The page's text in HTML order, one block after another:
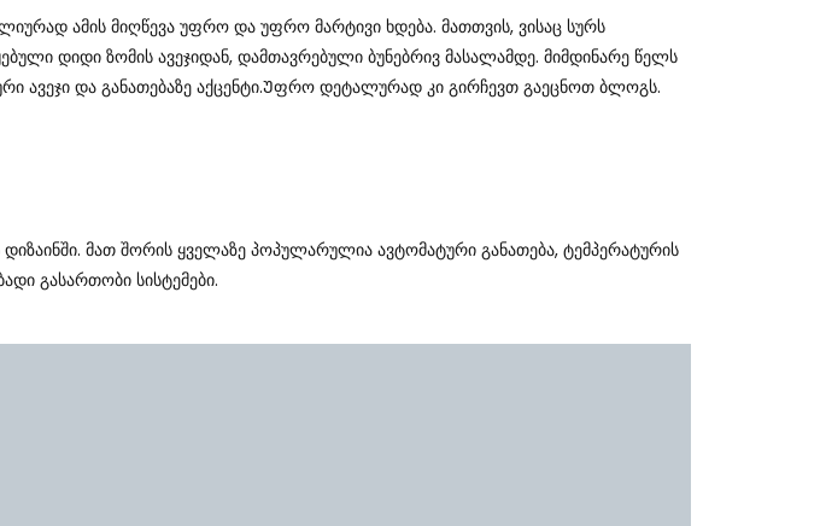
Ამის Მიღწევა Უფრო Და Უფრო Მარტივი Ხდება. Მათთვის, Ვისაც Სურს
Დიდი Ზომის Ავეჯიდან, Დამთავრებული Ბუნებრივ Მასალამდე. Მიმდინარე Წელს
Ავეჯი Და Განათებაზე Აქცენტი.Უფრო Დეტალურად Კი Გირჩევთ Გაეცნოთ Ბლოგს.
Მათ Შორის Ყველაზე Პოპულარულია Ავტომატური Განათება, Ტემპერატურის
Გასართობი Სისტემები.